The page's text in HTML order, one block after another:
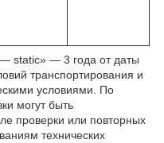
static» — 3 года от даты
транспортирования и
условиями. По
могут быть
проверки или повторных
технических